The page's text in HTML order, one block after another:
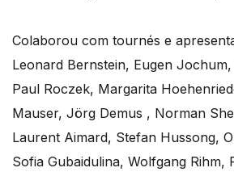
Colaborou com tournés e
Leonard Bernstein, Eugen
Paul Roczek, Margarita
Mauser, Jörg Demus , Norman
Laurent Aimard, Stefan Hussong,
Sofia Gubaidulina, Wolfgang Rihm,